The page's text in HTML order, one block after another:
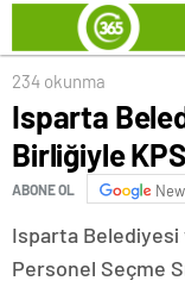
234 okunma
Isparta
Birliğiyle
ABONE OL
Isparta Belediyesi
Personel Seçme
sahiplenilmesini